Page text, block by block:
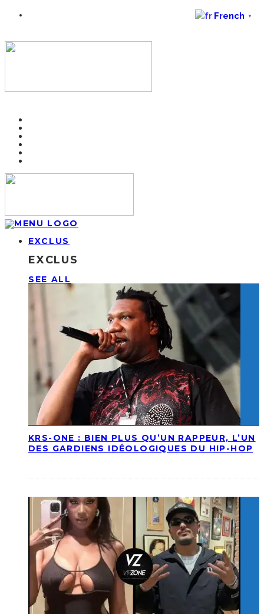
EXCLUS
EXCLUS
SEE ALL
KRS-ONE : BIEN PLUS QU’UN RAPPEUR, L’UN
DES GARDIENS IDÉOLOGIQUES DU HIP-HOP
French ▼